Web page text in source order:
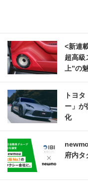
<新連
超高級
上”の
トヨ
ー」が
化
府内タ